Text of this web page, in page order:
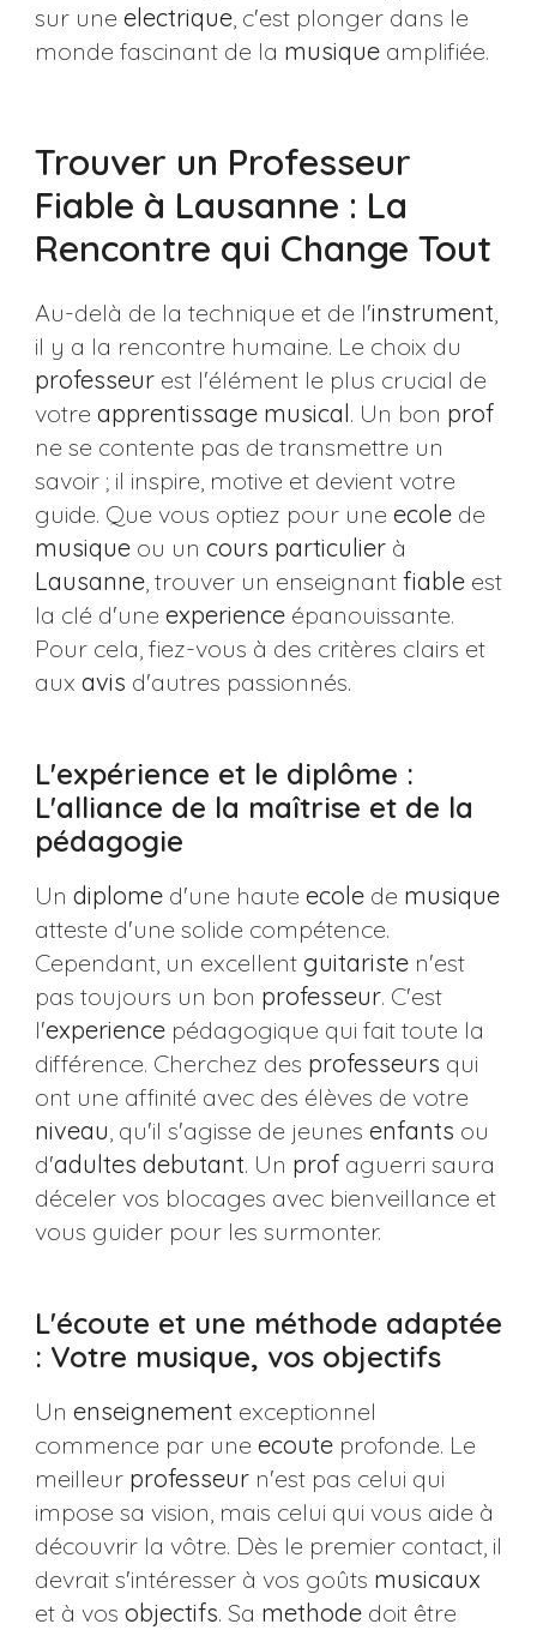
sur une electrique, c'est plonger dans le
monde fascinant de la musiqueamplifiée.
Trouver un Professeur
Fiable à Lausanne : La
Rencontre qui Change Tout
Au-delà de la technique et de l'instrument,
il y a la rencontre humaine. Le choix du
professeurest l'élément le plus crucial de
votre apprentissage musical. Un bon prof
ne se contente pas de transmettre un
savoir ; il inspire, motive et devient votre
guide. Que vous optiez pour une ecolede
musiqueou un cours particulierà
Lausanne, trouver un enseignant fiableest
la clé d'une experienceépanouissante.
Pour cela, fiez-vous à des critères clairs et
aux avis d'autres passionnés.
L'expérience et le diplôme :
L'alliance de la maîtrise et de la
pédagogie
Un diplomed'une haute ecolede musique
atteste d'une solide compétence.
Cependant, un excellent guitaristen'est
pas toujours un bon professeur. C'est
l'experiencepédagogique qui fait toute la
différence. Cherchez des professeurs qui
ont une affinité avec des élèves de votre
niveau, qu'il s'agisse de jeunes enfants ou
d'adultes debutant. Un profaguerri saura
déceler vos blocages avec bienveillance et
vous guider pour les surmonter.
L'écoute et une méthode adaptée
: Votre musique, vos objectifs
Un enseignement exceptionnel
commence par une ecouteprofonde. Le
meilleur professeurn'est pas celui qui
impose sa vision, mais celui qui vous aide à
découvrir la vôtre. Dès le premier contact, il
devrait s'intéresser à vos goûts musicaux
et à vos objectifs. Sa methodedoit être